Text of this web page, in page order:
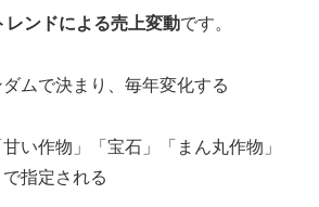
レンドによる売上変動です。
ダムで決まり、毎年変化する
甘い作物」「宝石」「まん丸作物」
指定される